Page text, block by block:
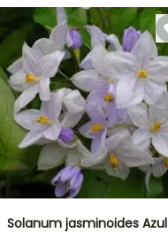
Solanum jasminoides Azul